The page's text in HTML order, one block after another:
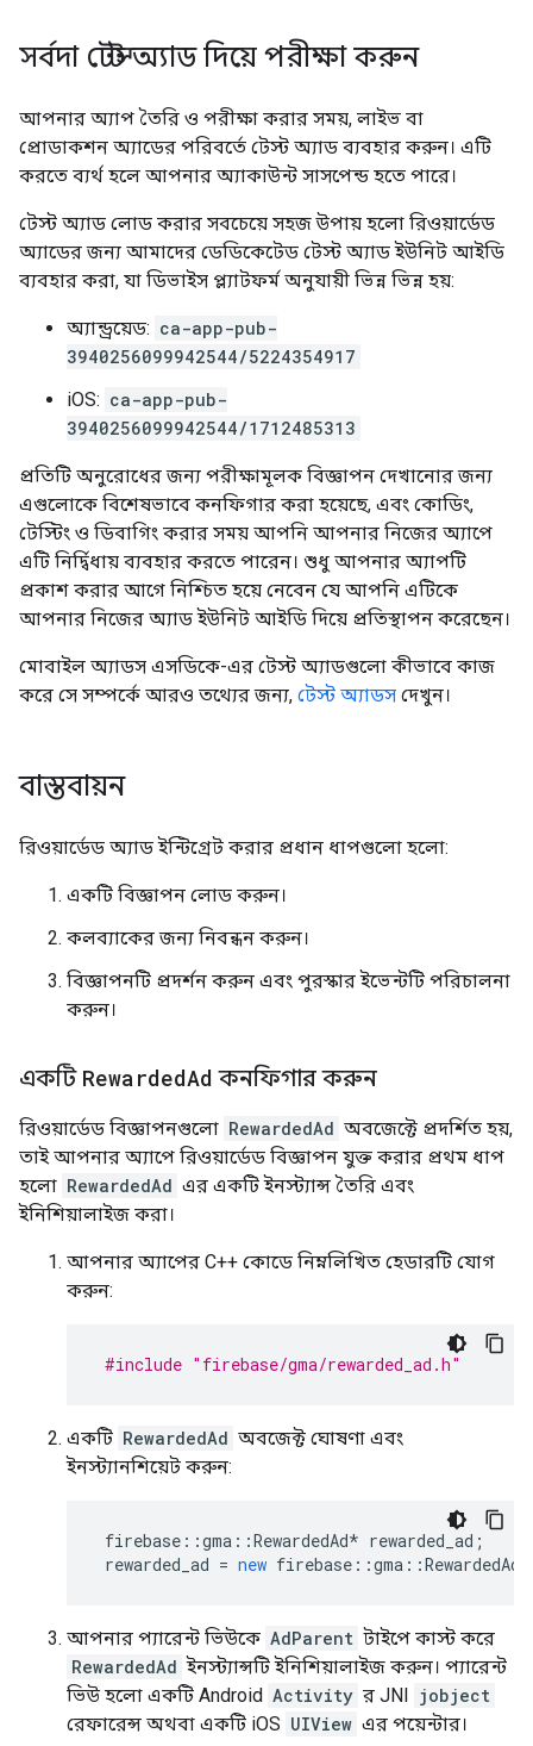
সর্বদা টেস্ট অ্যাড দিয়ে পরীক্ষা করুন
আপনার অ্যাপ তৈরি ও পরীক্ষা করার সময়, লাইভ বা
প্রোডাকশন অ্যাডের পরিবর্তে টেস্ট অ্যাড ব্যবহার করুন। এটি
করতে ব্যর্থ হলে আপনার অ্যাকাউন্ট সাসপেন্ড হতে পারে।
টেস্ট অ্যাড লোড করার সবচেয়ে সহজ উপায় হলো রিওয়ার্ডেড
অ্যাডের জন্য আমাদের ডেডিকেটেড টেস্ট অ্যাড ইউনিট আইডি
ব্যবহার করা, যা ডিভাইস প্ল্যাটফর্ম অনুযায়ী ভিন্ন ভিন্ন হয়:
অ্যান্ড্রয়েড: ca-app-pub-
3940256099942544/5224354917
iOS: ca-app-pub-
3940256099942544/1712485313
প্রতিটি অনুরোধের জন্য পরীক্ষামূলক বিজ্ঞাপন দেখানোর জন্য
এগুলোকে বিশেষভাবে কনফিগার করা হয়েছে, এবং কোডিং,
টেস্টিং ও ডিবাগিং করার সময় আপনি আপনার নিজের অ্যাপে
এটি নির্দ্বিধায় ব্যবহার করতে পারেন। শুধু আপনার অ্যাপটি
প্রকাশ করার আগে নিশ্চিত হয়ে নেবেন যে আপনি এটিকে
আপনার নিজের অ্যাড ইউনিট আইডি দিয়ে প্রতিস্থাপন করেছেন।
মোবাইল অ্যাডস এসডিকে-এর টেস্ট অ্যাডগুলো কীভাবে কাজ
করে সে সম্পর্কে আরও তথ্যের জন্য, টেস্ট অ্যাডস দেখুন।
বাস্তবায়ন
রিওয়ার্ডেড অ্যাড ইন্টিগ্রেট করার প্রধান ধাপগুলো হলো:
একটি বিজ্ঞাপন লোড করুন।
কলব্যাকের জন্য নিবন্ধন করুন।
বিজ্ঞাপনটি প্রদর্শন করুন এবং পুরস্কার ইভেন্টটি পরিচালনা
করুন।
একটি RewardedAd কনফিগার করুন
রিওয়ার্ডেড বিজ্ঞাপনগুলো RewardedAd অবজেক্টে প্রদর্শিত হয়,
তাই আপনার অ্যাপে রিওয়ার্ডেড বিজ্ঞাপন যুক্ত করার প্রথম ধাপ
হলো RewardedAd এর একটি ইনস্ট্যান্স তৈরি এবং
ইনিশিয়ালাইজ করা।
আপনার অ্যাপের C++ কোডে নিম্নলিখিত হেডারটি যোগ
করুন:
#include "firebase/gma/rewarded_ad.h"
একটি RewardedAd অবজেক্ট ঘোষণা এবং
ইনস্ট্যানশিয়েট করুন:
firebase ::gma ::RewardedAd* rewarded_ad ;
rewarded_ad = new firebase ::gma ::RewardedAd
আপনার প্যারেন্ট ভিউকে AdParent টাইপে কাস্ট করে
RewardedAd ইনস্ট্যান্সটি ইনিশিয়ালাইজ করুন। প্যারেন্ট
ভিউ হলো একটি Android Activity র JNI jobject
রেফারেন্স অথবা একটি iOS UIView এর পয়েন্টার।